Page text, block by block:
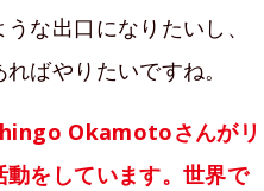
な出口になりたいし、
ばやりたいですね。
Okamotoさんがリ
をしています。世界で